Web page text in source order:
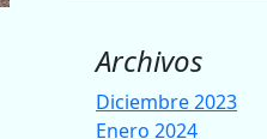
Archivos
Diciembre 2023
Enero 2024